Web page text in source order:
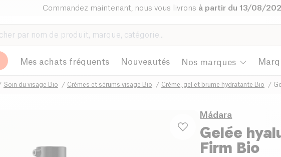
Commandez maintenant, nous vous livrons à partir du 13/08/
Mes achats fréquents Nouveautés Nos marques
Soin du visage Bio Crèmes et sérums visage Bio Crème, gel et brume hydratante Bio
Mádara
Gelée
Firm Bio